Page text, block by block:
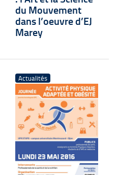
du Mouvement
dans l’oeuvre d’EJ
Marey
Actualités